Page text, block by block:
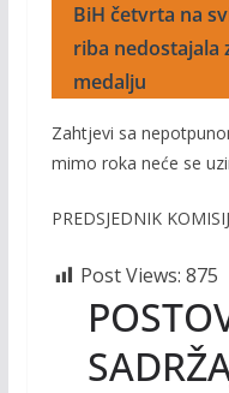
BiH četvrta na
riba nedostajala
medalju
Zahtjevi sa
mimo roka neće se
PREDSJEDNIK
Post Views: 875